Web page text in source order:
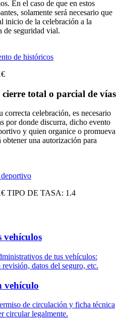
En el caso de que en estos
solamente será necesario que
inicio de la celebración a la
de seguridad vial.
de históricos
cierre total o parcial de vías
correcta celebración, es necesario
por donde discurra, dicho evento
y quien organice o promueva
una autorización para
TIPO DE TASA: 1.4
vehículos
de tus vehículos:
datos del seguro, etc.
vehículo
de circulación y ficha técnica
circular legalmente.